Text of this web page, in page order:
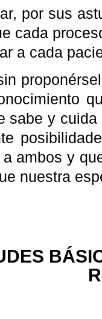
por sus
cada
a cada
sabe y
ambos y
nuestra